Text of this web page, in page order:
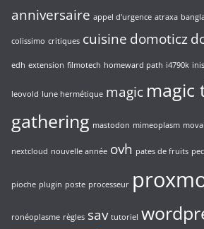
anniversaire appel d'urgence atraxa
colissimo critiques cuisine domoticz
edh extension filmotech homeward path i4790k
leovold lune hermétique magic magic
gathering mastodon mimeoplasm
nextcloud nouvelle année ovh pates de fruits
pioche plugin poste processeur
ronéoplasme règles sav tutoriel